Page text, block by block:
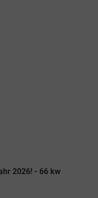
2026! - 66 kw